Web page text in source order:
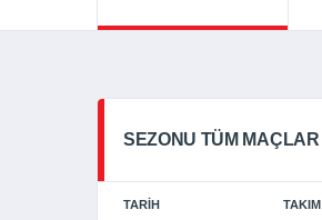
SEZONU TÜM MAÇLAR
TARIH TAKIM